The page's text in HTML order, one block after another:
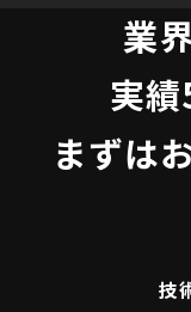
業
実績
まずは
技